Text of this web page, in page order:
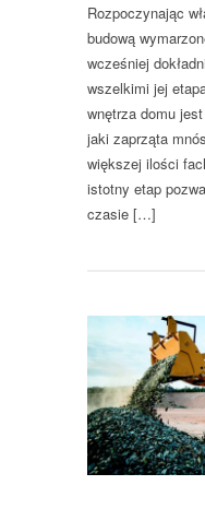
Rozpoczynając
budową
wcześniej
wszelkimi jej
wnętrza domu
jaki zaprząta
większej ilości
istotny etap
czasie […]